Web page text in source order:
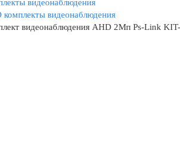
видеонаблюдения
комплекты видеонаблюдения
видеонаблюдения AHD 2Мп Ps-Link